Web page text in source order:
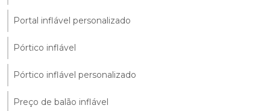
Portal inflável personalizado
Pórtico inflável
Pórtico inflável personalizado
Preço de balão inflável